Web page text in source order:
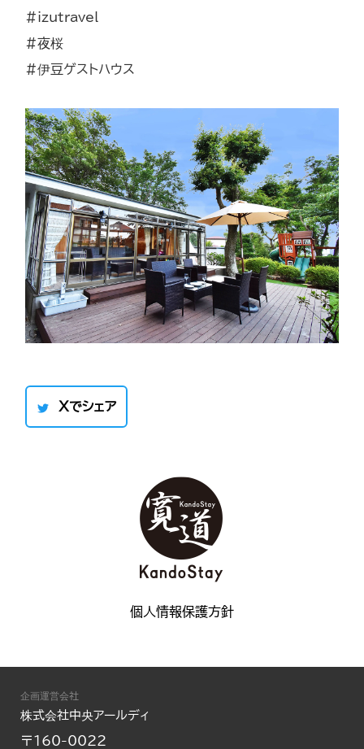
#izutravel
#夜桜
#伊豆ゲストハウス
Xでシェア
個人情報保護方針
企画運営会社
株式会社中央アールディ
〒160-0022